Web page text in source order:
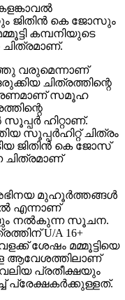
ജിതിൻ കെ ജോസും
കമ്പനിയുടെ
ചിത്രമാണ്.
വരുമെന്നാണ്
ചിത്രത്തിന്റെ
സമൂഹ
ഹിറ്റാണ്.
സൂപ്പർഹിറ്റ് ചിത്രം
ജിതിൻ കെ ജോസ്
അഭിനയ മുഹൂർത്തങ്ങൾ
എന്നാണ്
നൽകുന്ന സൂചന.
U/A 16+
ശേഷം മമ്മൂട്ടിയെ
ആവേശത്തിലാണ്
പ്രതീക്ഷയും
പ്രേക്ഷകർക്കുള്ളത്.